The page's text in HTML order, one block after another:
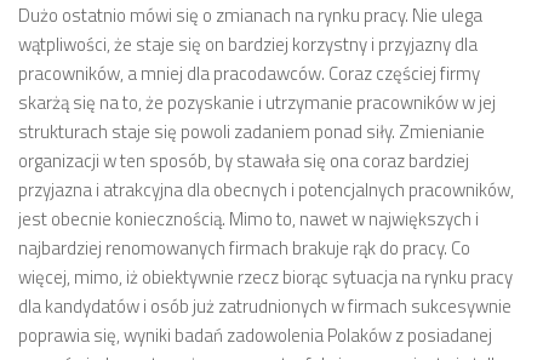
Dużo ostatnio mówi się o zmianach na rynku pracy. Nie ulega
wątpliwości, że staje się on bardziej korzystny i przyjazny dla
pracowników, a mniej dla pracodawców. Coraz częściej firmy
skarżą się na to, że pozyskanie i utrzymanie pracowników w jej
strukturach staje się powoli zadaniem ponad siły. Zmienianie
organizacji w ten sposób, by stawała się ona coraz bardziej
przyjazna i atrakcyjna dla obecnych i potencjalnych pracowników,
jest obecnie koniecznością. Mimo to, nawet w największych i
najbardziej renomowanych firmach brakuje rąk do pracy. Co
więcej, mimo, iż obiektywnie rzecz biorąc sytuacja na rynku pracy
dla kandydatów i osób już zatrudnionych w firmach sukcesywnie
poprawia się, wyniki badań zadowolenia Polaków z posiadanej